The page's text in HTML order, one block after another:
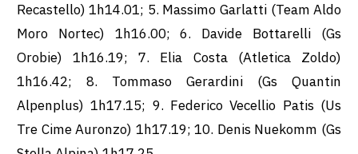
Recastello) 1h14.01; 5. Massimo Garlatti (Team Aldo
Moro Nortec) 1h16.00; 6. Davide Bottarelli (Gs
Orobie) 1h16.19; 7. Elia Costa (Atletica Zoldo)
1h16.42; 8. Tommaso Gerardini (Gs Quantin
Alpenplus) 1h17.15; 9. Federico Vecellio Patis (Us
Tre Cime Auronzo) 1h17.19; 10. Denis Nuekomm (Gs